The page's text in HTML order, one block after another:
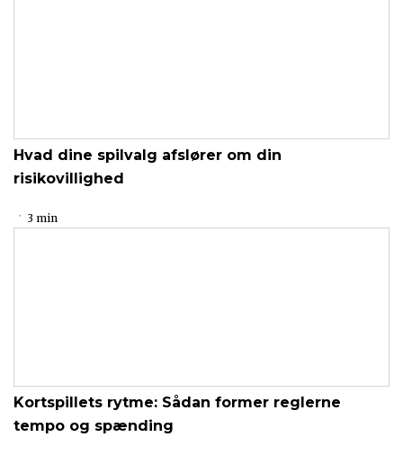
Hvad dine spilvalg afslører om din
risikovillighed
3 min
Kortspillets rytme: Sådan former reglerne
tempo og spænding